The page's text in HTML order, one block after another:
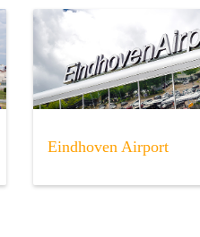
Eindhoven Airport